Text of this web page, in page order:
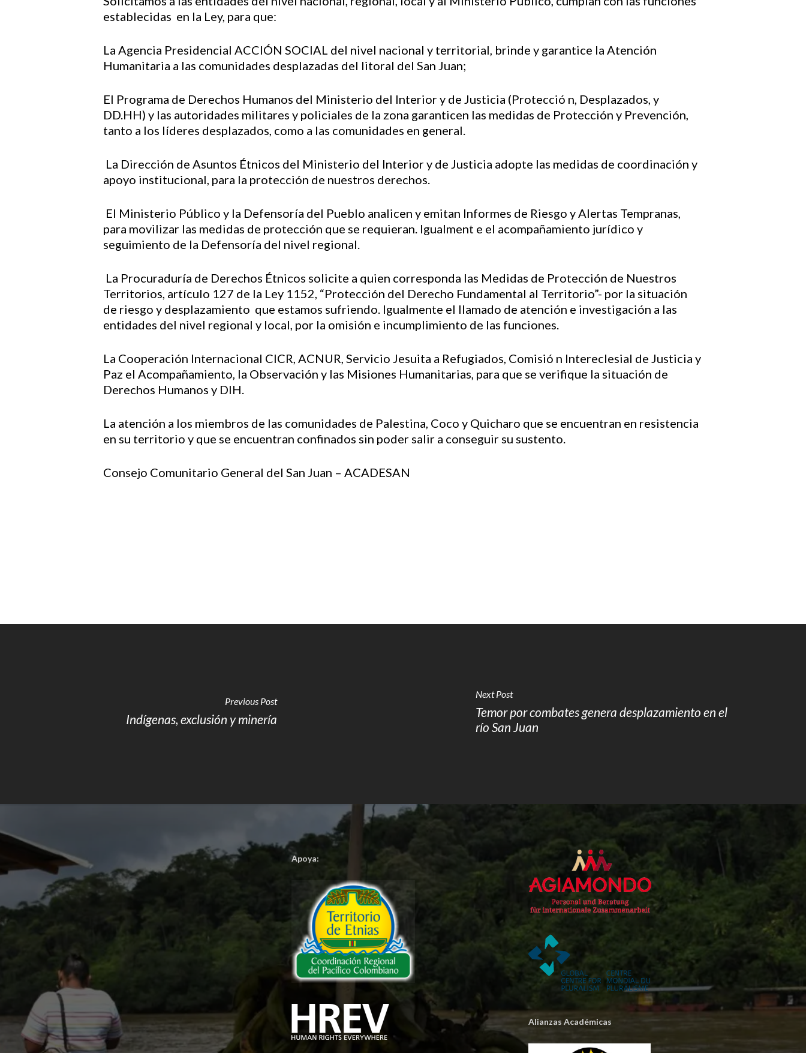
establecidas en la Ley, para que:
La Agencia Presidencial ACCIÓN SOCIAL del nivel nacional y territorial, brinde y garantice la Atención
Humanitaria a las comunidades desplazadas del litoral del San Juan;
El Programa de Derechos Humanos del Ministerio del Interior y de Justicia (Protecció n, Desplazados, y
DD.HH) y las autoridades militares y policiales de la zona garanticen las medidas de Protección y Prevención,
tanto a los líderes desplazados, como a las comunidades en general.
La Dirección de Asuntos Étnicos del Ministerio del Interior y de Justicia adopte las medidas de coordinación y
apoyo institucional, para la protección de nuestros derechos.
El Ministerio Público y la Defensoría del Pueblo analicen y emitan Informes de Riesgo y Alertas Tempranas,
para movilizar las medidas de protección que se requieran. Igualment e el acompañamiento jurídico y
seguimiento de la Defensoría del nivel regional.
La Procuraduría de Derechos Étnicos solicite a quien corresponda las Medidas de Protección de Nuestros
Territorios, artículo 127 de la Ley 1152, “Protección del Derecho Fundamental al Territorio”- por la situación
de riesgo y desplazamiento que estamos sufriendo. Igualmente el llamado de atención e investigación a las
entidades del nivel regional y local, por la omisión e incumplimiento de las funciones.
La Cooperación Internacional CICR, ACNUR, Servicio Jesuita a Refugiados, Comisió n Intereclesial de Justicia y
Paz el Acompañamiento, la Observación y las Misiones Humanitarias, para que se verifique la situación de
Derechos Humanos y DIH.
La atención a los miembros de las comunidades de Palestina, Coco y Quicharo que se encuentran en resistencia
en su territorio y que se encuentran confinados sin poder salir a conseguir su sustento.
Consejo Comunitario General del San Juan – ACADESAN
Previous Post
Indígenas, exclusión y minería
Next Post
Temor por combates genera desplazamiento en el
río San Juan
Apoya:
Alianzas Académicas